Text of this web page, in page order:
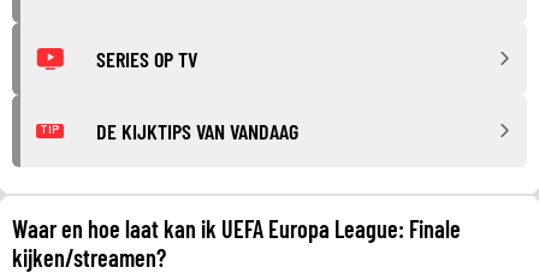
SERIES OP TV
TIP DE KIJKTIPS VAN VANDAAG
Waar en hoe laat kan ik UEFA Europa League: Finale
kijken/streamen?